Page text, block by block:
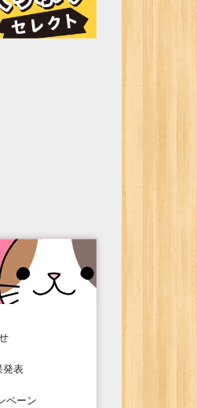
発表
ペーン